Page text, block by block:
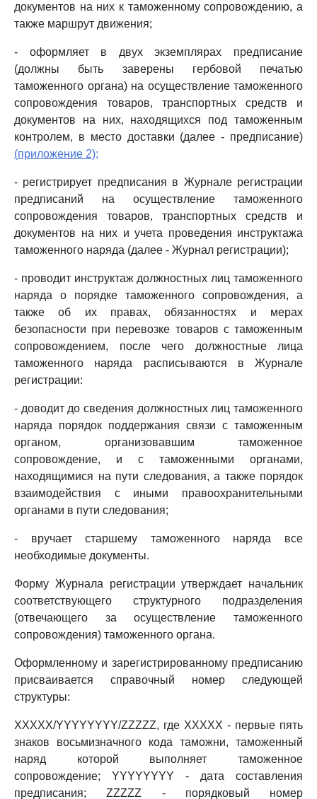
документов на них к таможенному сопровождению, а
также маршрут движения;
- оформляет в двух экземплярах предписание
(должны быть заверены гербовой печатью
таможенного органа) на осуществление таможенного
сопровождения товаров, транспортных средств и
документов на них, находящихся под таможенным
контролем, в место доставки (далее - предписание)
(приложение 2);
- регистрирует предписания в Журнале регистрации
предписаний на осуществление таможенного
сопровождения товаров, транспортных средств и
документов на них и учета проведения инструктажа
таможенного наряда (далее - Журнал регистрации);
- проводит инструктаж должностных лиц таможенного
наряда о порядке таможенного сопровождения, а
также об их правах, обязанностях и мерах
безопасности при перевозке товаров с таможенным
сопровождением, после чего должностные лица
таможенного наряда расписываются в Журнале
регистрации:
- доводит до сведения должностных лиц таможенного
наряда порядок поддержания связи с таможенным
органом, организовавшим таможенное
сопровождение, и с таможенными органами,
находящимися на пути следования, а также порядок
взаимодействия с иными правоохранительными
органами в пути следования;
- вручает старшему таможенного наряда все
необходимые документы.
Форму Журнала регистрации утверждает начальник
соответствующего структурного подразделения
(отвечающего за осуществление таможенного
сопровождения) таможенного органа.
Оформленному и зарегистрированному предписанию
присваивается справочный номер следующей
структуры:
XXXXX/YYYYYYYY/ZZZZZ, где ХХХХХ - первые пять
знаков восьмизначного кода таможни, таможенный
наряд которой выполняет таможенное
сопровождение; YYYYYYYY - дата составления
предписания; ZZZZZ - порядковый номер